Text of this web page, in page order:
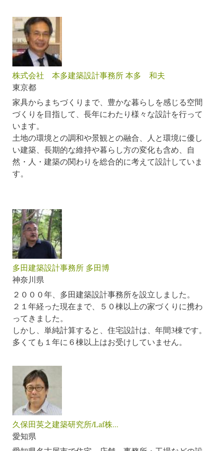
株式会社 本多建築設計事務所 本多 和夫
東京都
家具からまちづくりまで、豊かな暮らしを感じる空間
づくりを目指して、長年にわたり様々な設計を行って
います。
土地の環境との調和や景観との融合、人と環境に優し
い建築、長期的な維持や暮らし方の変化も含め、自
然・人・建築の関わりを総合的に考えて設計していま
す。
多田建築設計事務所 多田博
神奈川県
２０００年、多田建築設計事務所を設立しました。
２１年経った現在まで、５０棟以上の家づくりに携わ
ってきました。
しかし、単純計算すると、住宅設計は、年間3棟です。
多くても１年に６棟以上はお受けしていません。
久保田英之建築研究所/Laf株...
愛知県